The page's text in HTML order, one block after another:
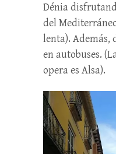
Dénia
del
lenta). Además,
en autobuses.
opera es Alsa).